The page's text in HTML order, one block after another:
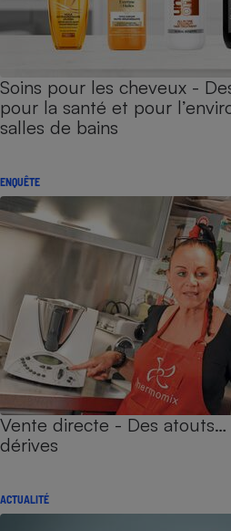
Soins pour les cheveux -
pour la santé et pour
salles de bains
ENQUÊTE
Vente directe - Des atouts…
dérives
ACTUALITÉ